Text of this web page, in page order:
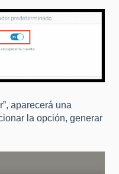
aparecerá una
la opción, generar